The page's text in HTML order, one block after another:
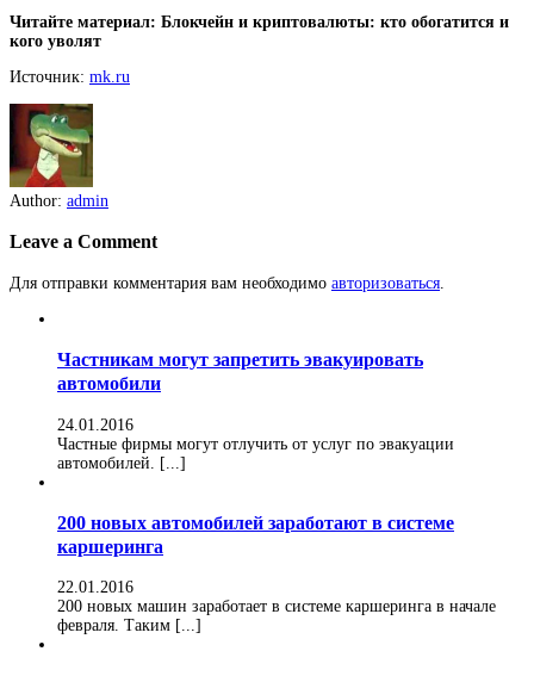
Читайте материал: Блокчейн и криптовалюты: кто обогатится и
кого уволят
Источник: mk.ru
Author: admin
Leave a Comment
Для отправки комментария вам необходимо авторизоваться
Частникам могут запретить эвакуировать
автомобили
24.01.2016
Частные фирмы могут отлучить от услуг по эвакуации
автомобилей. [...]
200 новых автомобилей заработают в системе
каршеринга
22.01.2016
200 новых машин заработает в системе каршеринга в начале
февраля. Таким [...]